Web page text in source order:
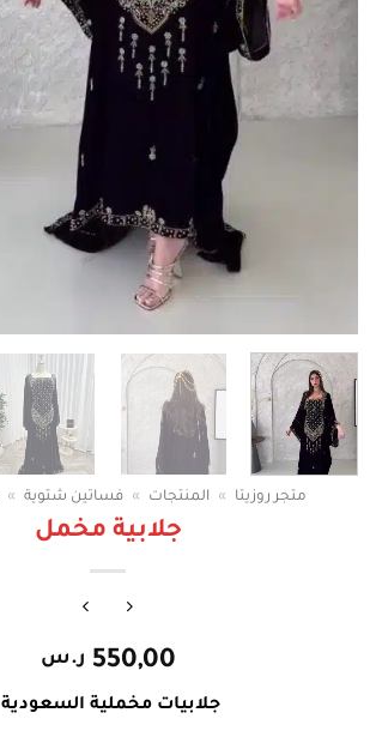
متجر روزيتا » المنتجات » فساتين شتوية »
جلابية مخمل
550,00 ر.س
جلابيات مخملية السعودية